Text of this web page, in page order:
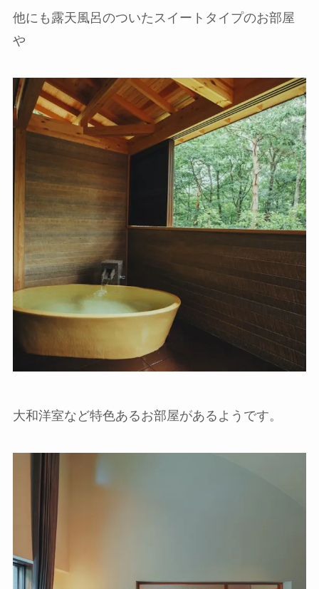
他にも露天風呂のついたスイートタイプのお部屋
や
大和洋室など特色あるお部屋があるようです。